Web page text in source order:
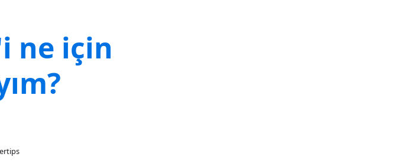
ne için